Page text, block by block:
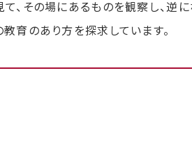
て、その場にあるものを観察し、逆
育のあり方を探求しています。